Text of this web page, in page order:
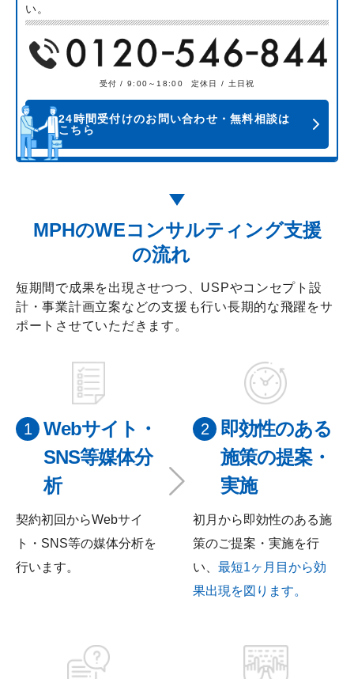
い。
受付 / 9:00～18:00 定休日 / 土日祝
24時間受付けのお問い合わせ・無料相談は
こちら
MPHのWEコンサルティング支援
の流れ
短期間で成果を出現させつつ、USPやコンセプト設
計・事業計画立案などの支援も行い長期的な飛躍をサ
ポートさせていただきます。
Webサイト・
SNS等媒体分
析
契約初回からWebサイ
ト・SNS等の媒体分析を
行います。
即効性のある
施策の提案・
実施
初月から即効性のある施
策のご提案・実施を行
い、 最短1ヶ月目から効
果出現を図ります。